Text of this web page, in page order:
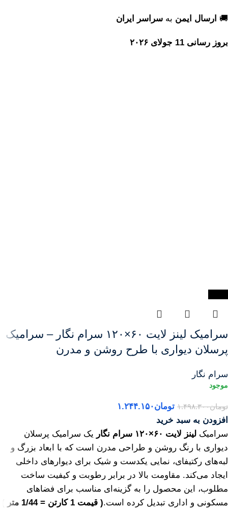
🚚 ارسال ایمن به سراسر ایران
بروز رسانی 11 جولای ۲۰۲۶
سرامیک لینز لایت ۶۰×۱۲۰ سرام نگار – سرامیک
پرسلان دیواری با طرح روشن و مدرن
سرام نگار
تومان۱.۴۹۸.۳۰۰ تومان۱.۲۴۴.۱۵۰
افزودن به سبد خرید
سرامیک لینز لایت ۶۰×۱۲۰ سرام نگار
یک سرامیک پرسلان
دیواری با رنگ روشن و طراحی مدرن است که با ابعاد بزرگ و
لبه‌های رکتیفای، نمایی یکدست و شیک برای دیوارهای داخلی
ایجاد می‌کند. مقاومت بالا در برابر رطوبت و کیفیت ساخت
مطلوب، این محصول را به گزینه‌ای مناسب برای فضاهای
مسکونی و اداری تبدیل کرده است.( قیمت 1 کارتن = 1/44 متر )